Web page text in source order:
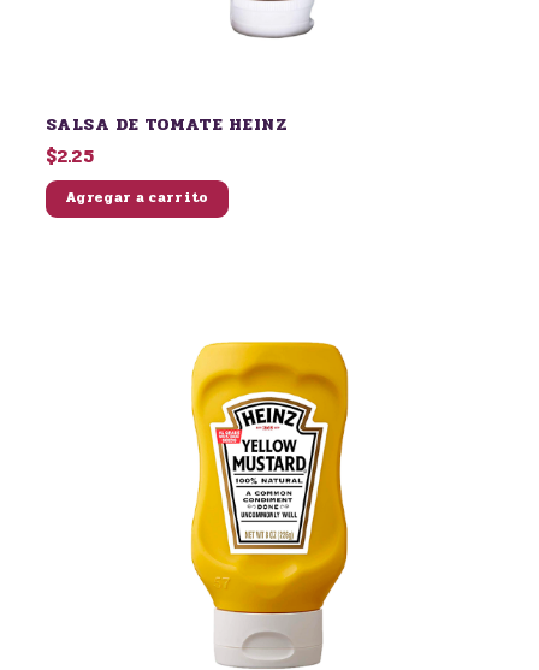
SALSA DE TOMATE HEINZ
$2.25
Agregar a carrito